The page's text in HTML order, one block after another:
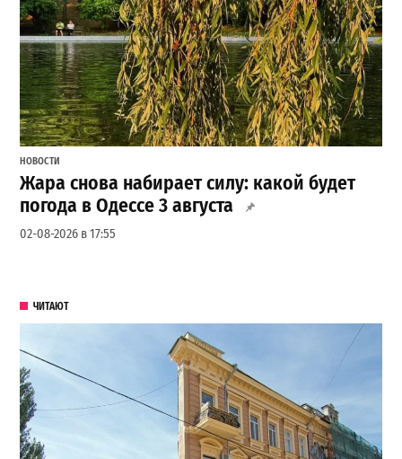
НОВОСТИ
Жара снова набирает силу: какой будет
погода в Одессе 3 августа
02-08-2026 в 17:55
ЧИТАЮТ